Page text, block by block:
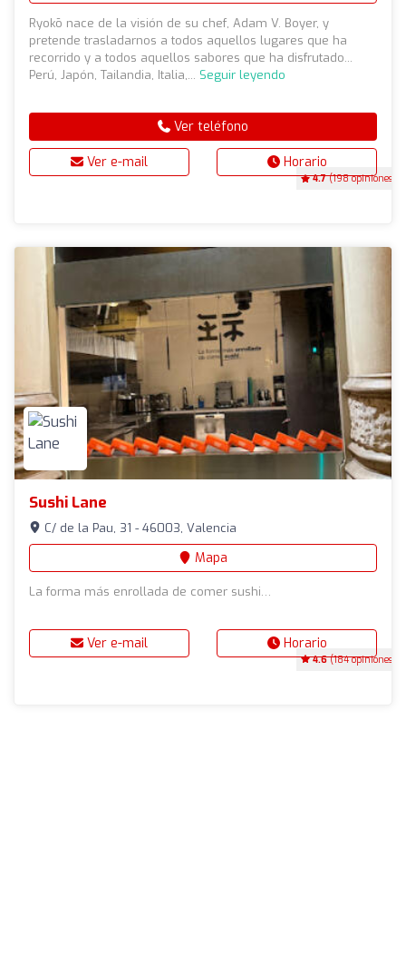
4.7(198 opiniones)
Ryokō nace de la visión de su chef, Adam V. Boyer, y
pretende trasladarnos a todos aquellos lugares que ha
recorrido y a todos aquellos sabores que ha disfrutado...
Perú, Japón, Tailandia, Italia,... Seguir leyendo
Ver teléfono
Ver e-mail Horario
Sushi Lane
4.6(184 opiniones)
C/ de la Pau, 31 - 46003, Valencia
Mapa
La forma más enrollada de comer sushi…
Ver e-mail Horario